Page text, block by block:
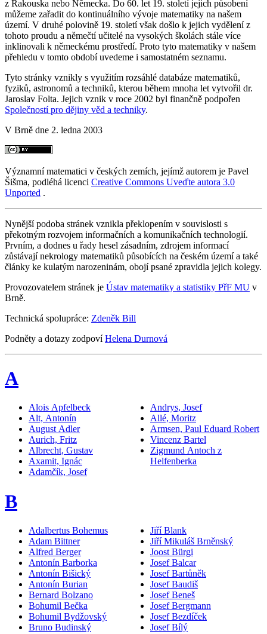
z Rakouska nebo Německa. Do 60. let 19. století jejich působení
můžeme zařadit do kontinuálního vývoje matematiky na našem
území. V druhé polovině 19. století však došlo k jejich vydělení z
tohoto proudu a němečtí učitelé na vysokých školách stále více
inklinovali k německému prostředí. Proto tyto matematiky v našem
přehledu v tomto období uvedeme i samostatném seznamu.
Tyto stránky vznikly s využitím rozsáhlé databáze matematiků,
fyziků, astronomů a techniků, kterou během mnoha let vytvořil dr.
Jaroslav Folta. Jejich vznik v roce 2002 byl finančně podpořen
Společností pro dějiny věd a techniky.
V Brně dne 2. ledna 2003
Významní matematici v českých zemích, jejímž autorem je Pavel
Šišma, podléhá licenci Creative Commons Uveďte autora 3.0
Unported .
Nynější podoba stránek vznikla překlopením v souvislosti s
překotným rozvojem informačních a komunikačních technologií.
Prvním, a dodnes u řady hesel zásadním, zdrojem informací
zůstávají nekrology matematiků působících na českém území a také
články ke kulatým narozeninám, obojí psané zpravidla jejich kolegy.
Provozovatelem stránek je Ústav matematiky a statistiky PřF MU v
Brně.
Technická spolupráce: Zdeněk Bill
Podněty a dotazy zodpovíHelena Durnová
A
Alois Apfelbeck
Alt, Antonín
August Adler
Aurich, Fritz
Albrecht, Gustav
Axamit, Ignác
Adamčík, Josef
Andrys, Josef
Allé, Moritz
Armsen, Paul Eduard Robert
Vincenz Bartel
Zigmund Antoch z
Helfenberka
B
Adalbertus Bohemus
Adam Bittner
Alfred Berger
Antonín Barborka
Antonín Bišický
Antonín Burian
Bernard Bolzano
Bohumil Bečka
Bohumil Bydžovský
Bruno Budinský
Jiří Blank
Jiří Mikuláš Brněnský
Joost Bürgi
Josef Balcar
Josef Bartůněk
Josef Baudiš
Josef Beneš
Josef Bergmann
Josef Bezdíček
Josef Bílý